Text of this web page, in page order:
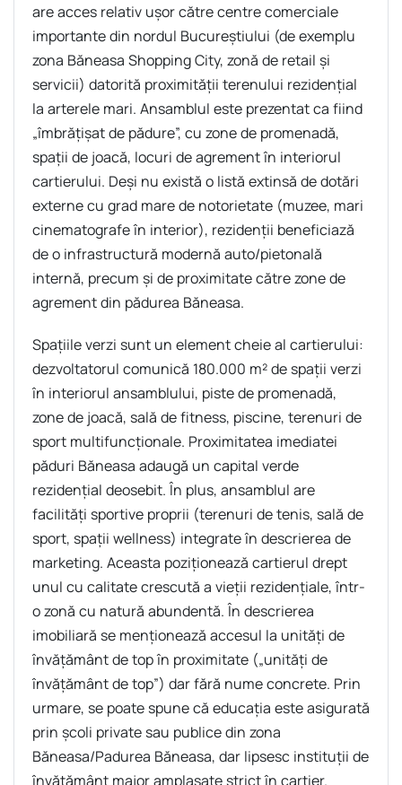
are acces relativ uşor către centre comerciale
importante din nordul Bucureştiului (de exemplu
zona Băneasa Shopping City, zonă de retail şi
servicii) datorită proximităţii terenului rezidenţial
la arterele mari. Ansamblul este prezentat ca fiind
„îmbrăţişat de pădure”, cu zone de promenadă,
spaţii de joacă, locuri de agrement în interiorul
cartierului. Deşi nu există o listă extinsă de dotări
externe cu grad mare de notorietate (muzee, mari
cinematografe în interior), rezidenţii beneficiază
de o infrastructură modernă auto/pietonală
internă, precum şi de proximitate către zone de
agrement din pădurea Băneasa.
Spaţiile verzi sunt un element cheie al cartierului:
dezvoltatorul comunică 180.000 m² de spaţii verzi
în interiorul ansamblului, piste de promenadă,
zone de joacă, sală de fitness, piscine, terenuri de
sport multifuncţionale. Proximitatea imediatei
păduri Băneasa adaugă un capital verde
rezidenţial deosebit. În plus, ansamblul are
facilităţi sportive proprii (terenuri de tenis, sală de
sport, spaţii wellness) integrate în descrierea de
marketing. Aceasta poziţionează cartierul drept
unul cu calitate crescută a vieţii rezidenţiale, într-
o zonă cu natură abundentă. În descrierea
imobiliară se menţionează accesul la unităţi de
învăţământ de top în proximitate („unităţi de
învăţământ de top”) dar fără nume concrete. Prin
urmare, se poate spune că educaţia este asigurată
prin şcoli private sau publice din zona
Băneasa/Padurea Băneasa, dar lipsesc instituţii de
învăţământ major amplasate strict în cartier.